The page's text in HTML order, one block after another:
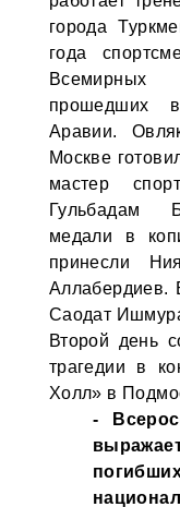
города
года
Всемирных
прошедших
Аравии.
Москве
мастер
Гульбадам
медали в
принесли
Аллабердиев.
Саодат
Второй день
трагедии в
Холл» в
-